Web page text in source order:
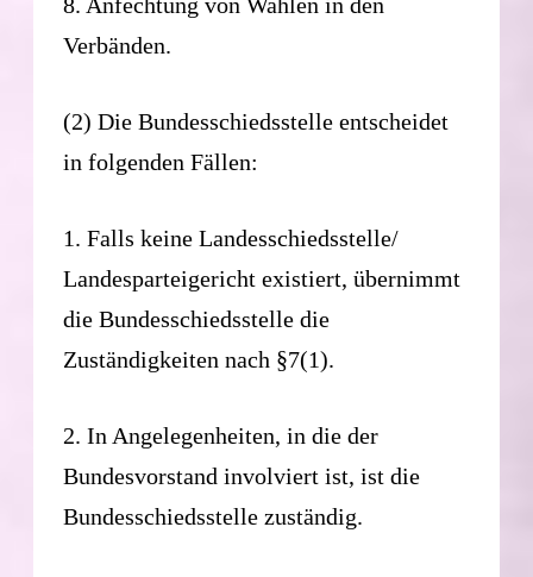
Verbänden.
(2) Die Bundesschiedsstelle entscheidet
in folgenden Fällen:
1. Falls keine Landesschiedsstelle/
Landesparteigericht existiert, übernimmt
die Bundesschiedsstelle die
Zuständigkeiten nach §7(1).
2. In Angelegenheiten, in die der
Bundesvorstand involviert ist, ist die
Bundesschiedsstelle zuständig.